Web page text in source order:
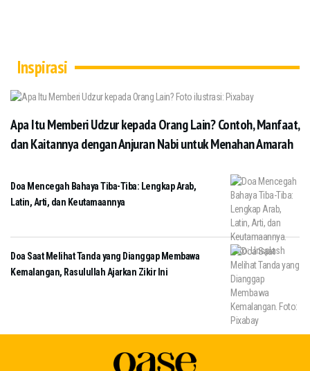
Inspirasi
Apa Itu Memberi Udzur kepada Orang Lain? Contoh, Manfaat,
dan Kaitannya dengan Anjuran Nabi untuk Menahan Amarah
Doa Mencegah Bahaya Tiba-Tiba: Lengkap Arab,
Latin, Arti, dan Keutamaannya
Doa Saat Melihat Tanda yang Dianggap Membawa
Kemalangan, Rasulullah Ajarkan Zikir Ini